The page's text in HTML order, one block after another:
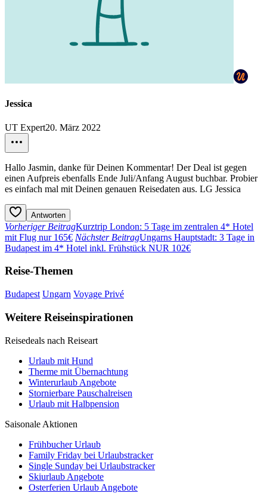
Jessica
UT Expert20. März 2022
Hallo Jasmin, danke für Deinen Kommentar! Der Deal ist gegen
einen Aufpreis ebenfalls Ende Juli/Anfang August buchbar. Probier
es einfach mal mit Deinen genauen Reisedaten aus. LG Jessica
Antworten
Vorheriger BeitragKurztrip London: 5 Tage im zentralen 4* Hotel
mit Flug nur 165€ Nächster BeitragUngarns Hauptstadt: 3 Tage in
Budapest im 4* Hotel inkl. Frühstück NUR 102€
Reise-Themen
Budapest Ungarn Voyage Privé
Weitere Reiseinspirationen
Reisedeals nach Reiseart
Urlaub mit Hund
Therme mit Übernachtung
Winterurlaub Angebote
Stornierbare Pauschalreisen
Urlaub mit Halbpension
Saisonale Aktionen
Frühbucher Urlaub
Family Friday bei Urlaubstracker
Single Sunday bei Urlaubstracker
Skiurlaub Angebote
Osterferien Urlaub Angebote